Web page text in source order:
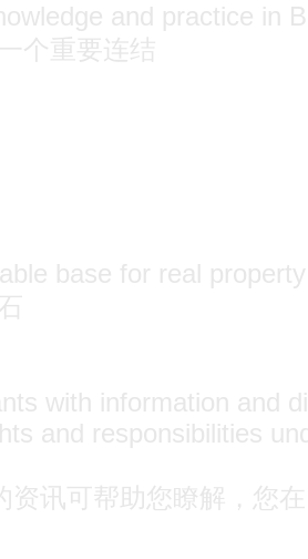
and practice in
个重要连结
base for real
with information and
and responsibilities
讯可帮助您瞭解，您